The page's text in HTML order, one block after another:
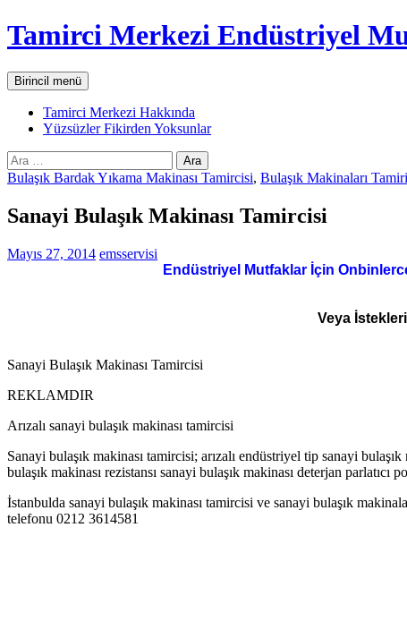
İçeriğe
atla
Tamirci Merkezi Endüstriyel
AraBirincil menü
Tamirci Merkezi Hakkında
Yüzsüzler Fikirden Yoksunlar
Arama:
Bulaşık Bardak Yıkama Makinası Tamircisi, Bulaşık Makinaları Tamiri
Sanayi Bulaşık Makinası Tamircisi
Mayıs 27, 2014 emsservisi
Endüstriyel Mutfaklar İçin
Veya
Sanayi Bulaşık Makinası Tamircisi
REKLAMDIR
Arızalı sanayi bulaşık makinası tamircisi
Sanayi bulaşık makinası tamircisi; arızalı endüstriyel tip sanayi
bulaşık makinası rezistansı sanayi bulaşık makinası deterjan
İstanbulda sanayi bulaşık makinası tamircisi ve sanayi bulaşık
telefonu 0212 3614581